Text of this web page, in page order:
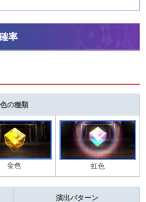
率
色の種類
金色 虹色
演出パターン